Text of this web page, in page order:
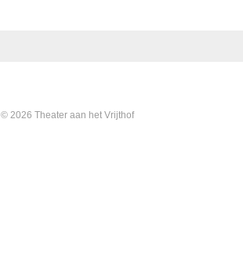
© 2026 Theater aan het Vrijthof